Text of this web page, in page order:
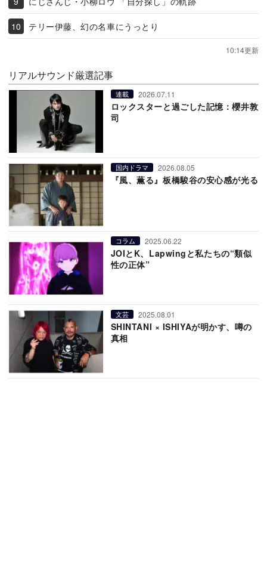
テリー伊藤、幻の名車にうっとり
10:14更新
リアルサウンド厳選記事
連載 2026.07.11
ロックスターと過ごした記憶：櫻井敦
司
国内ドラマ 2026.08.05
『風、薫る』板橋駿谷の安心感が光る
コラム 2025.06.22
JOIとK、Lapwingと私たちの“類似
性の正体”
文芸 2025.08.01
SHINTANI × ISHIYAが明かす、噂の
真相